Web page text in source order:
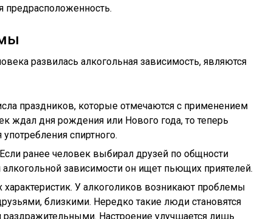
предрасположенность.
развилась алкогольная зависимость, являются
праздников, которые отмечаются с применением
ждал дня рождения или Нового года, то теперь
спиртного.
ранее человек выбирал друзей по общности
алкогольной зависимости он ищет пьющих приятелей.
характеристик. У алкоголиков возникают проблемы
близкими. Нередко такие люди становятся
Настроение улучшается лишь